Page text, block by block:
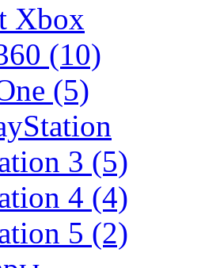
Xbox
(10)
(5)
3 (5)
4 (4)
5 (2)